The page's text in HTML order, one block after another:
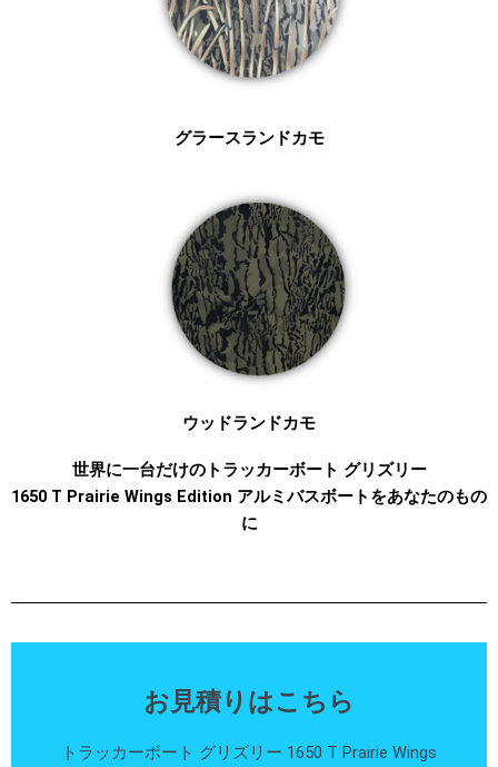
グラースランドカモ
ウッドランドカモ
世界に一台だけのトラッカーボート グリズリー
1650 T Prairie Wings Edition アルミバスボートをあなたのもの
に
お見積りはこちら
トラッカーボート グリズリー 1650 T Prairie Wings